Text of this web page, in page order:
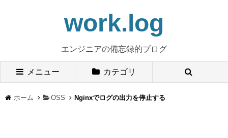
work.log
エンジニアの備忘録的ブログ
メニュー カテゴリ
ホーム OSS Nginxでログの出力を停止する